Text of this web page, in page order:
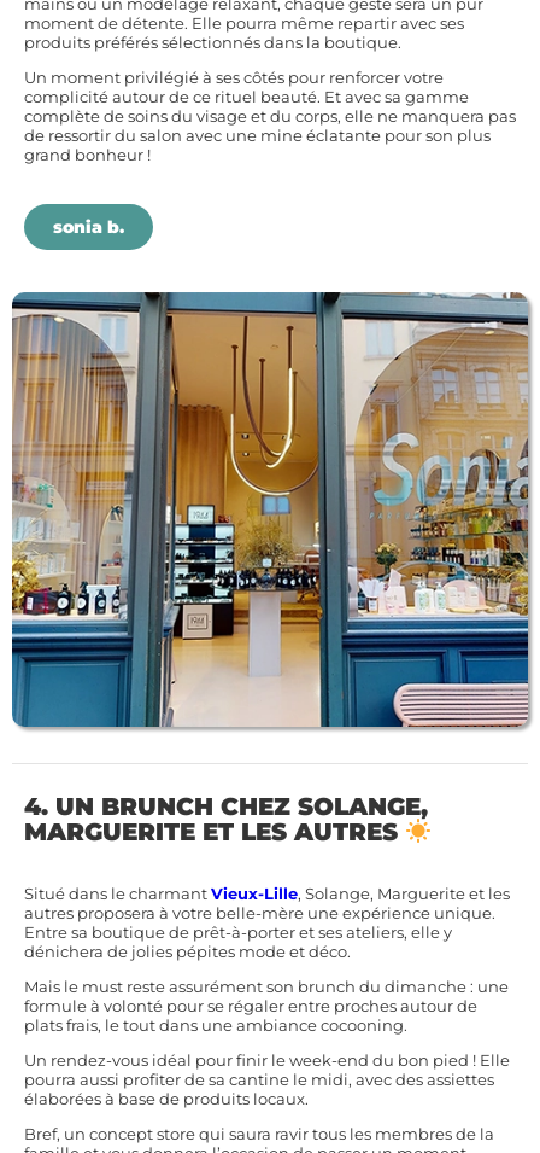
moment de détente. Elle pourra même repartir avec ses
produits préférés sélectionnés dans la boutique.
Un moment privilégié à ses côtés pour renforcer votre
complicité autour de ce rituel beauté. Et avec sa gamme
complète de soins du visage et du corps, elle ne manquera pas
de ressortir du salon avec une mine éclatante pour son plus
grand bonheur !
sonia b.
4. UN BRUNCH CHEZ SOLANGE,
MARGUERITE ET LES AUTRES
Situé dans le charmantVieux-Lille, Solange, Marguerite et les
autres proposera à votre belle-mère une expérience unique.
Entre sa boutique de prêt-à-porter et ses ateliers, elle y
dénichera de jolies pépites mode et déco.
Mais le must reste assurément son brunch du dimanche : une
formule à volonté pour se régaler entre proches autour de
plats frais, le tout dans une ambiance cocooning.
Un rendez-vous idéal pour finir le week-end du bon pied ! Elle
pourra aussi profiter de sa cantine le midi, avec des assiettes
élaborées à base de produits locaux.
Bref, un concept store qui saura ravir tous les membres de la